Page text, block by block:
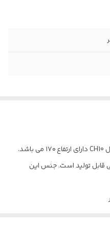
چوب لباسی جالباسی ایستاده پالونیا مدل CH10 دارای ارتفاع ۱۷۰ می باشد.
تولید است. جنس این